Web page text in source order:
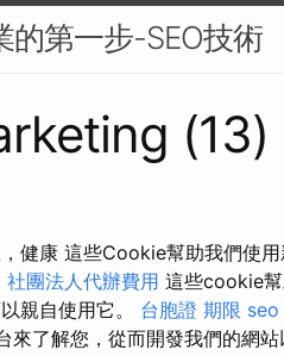
的第一步-SEO技術
(13)
健康 這些Cookie幫助我們使
社團法人代辦費用 這些cookie
親自使用它。 台胞證 期限 seo
來了解您，從而開發我們的網站